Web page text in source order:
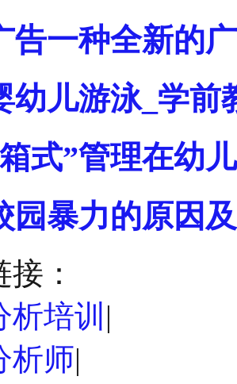
告一种全新的
幼儿游泳_学前
式”管理在幼
园暴力的原因
：
培训 |
析师|